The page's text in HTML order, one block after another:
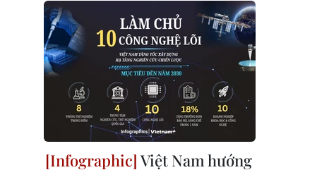
Việt Nam hướng